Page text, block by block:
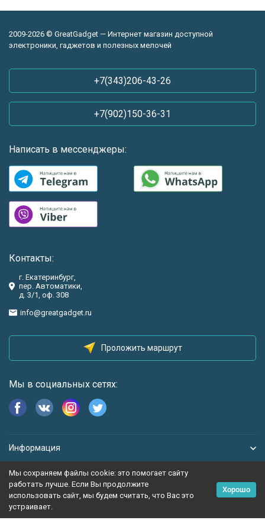
2009-2026 © GreatGadget — Интернет магазин доступной
электроники, гаджетов и полезных мелочей
+7(343)206-43-26
+7(902)150-36-31
Написать в мессенджеры:
Контакты:
г. Екатеринбург,
пер. Автоматики,
д. 3/1, оф. 308
info@greatgadget.ru
Проложить маршрут
Мы в социальных сетях:
Информация
Политика персональных данных Карта сайта
Мы сохраняем файлы cookie: это помогает сайту
работать лучше. Если Вы продолжите
использовать сайт, мы будем считать, что Вас это
устраивает.
Хорошо